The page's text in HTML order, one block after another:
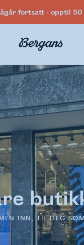
fortsatt - opptil 50
INN, TIL DEG